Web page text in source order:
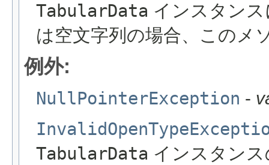
TabularData インスタン
は空文字列の場合、このメ
例外:
NullPointerException -
TabularData インスタン